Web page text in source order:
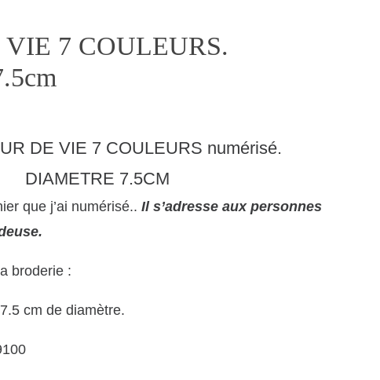
7 COULEURS.
DE VIE 7 COULEURS numérisé.
DIAMETRE 7.5CM
que j’ai numérisé.. Il s’adresse aux personnes
broderie :
cm de diamètre.